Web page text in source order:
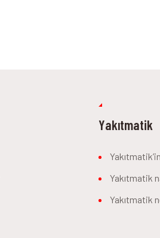
Yakıtmatik
Yakıtmatik
Yakıtmatik